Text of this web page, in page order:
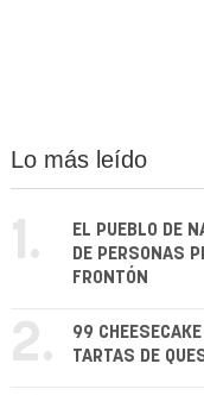
Lo más leído
1.
EL PUEBLO DE
DE PERSONAS
FRONTÓN
2.
99
TARTAS DE